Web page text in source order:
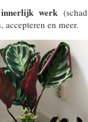
innerlijk werk
accepteren en meer.